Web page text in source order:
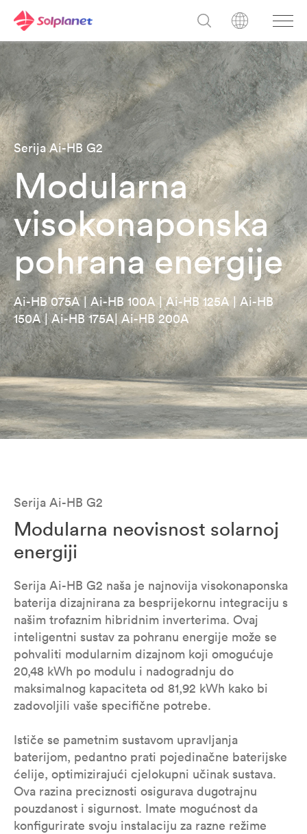
Serija Ai-HB G2
Modularna
visokonaponska
pohrana energije
Ai-HB 075A | Ai-HB 100A | Ai-HB 125A | Ai-HB
150A | Ai-HB 175A| Ai-HB 200A
Serija Ai-HB G2
Modularna neovisnost solarnoj
energiji
Serija Ai-HB G2 naša je najnovija visokonaponska
baterija dizajnirana za besprijekornu integraciju s
našim trofaznim hibridnim inverterima. Ovaj
inteligentni sustav za pohranu energije može se
pohvaliti modularnim dizajnom koji omogućuje
20,48 kWh po modulu i nadogradnju do
maksimalnog kapaciteta od 81,92 kWh kako bi
zadovoljili vaše specifične potrebe.
Ističe se pametnim sustavom upravljanja
baterijom, pedantno prati pojedinačne baterijske
ćelije, optimizirajući cjelokupni učinak sustava.
Ova razina preciznosti osigurava dugotrajnu
pouzdanost i sigurnost. Imate mogućnost da
konfigurirate svoju instalaciju za razne režime